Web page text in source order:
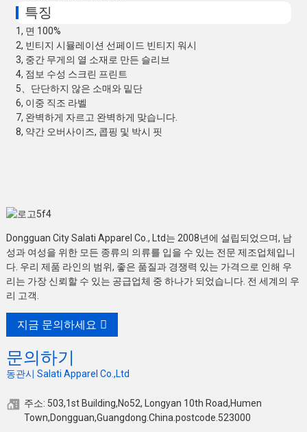
특징
1, 면 100%
2, 빈티지 시뮬레이션 선페이드 빈티지 워시
3, 중간 무게의 열 소재로 만든 슬리브
4, 점보 수성 스크린 프린트
5、단단하지 않은 소매와 밑단
6, 이중 직조 라벨
7, 완벽하게 자르고 완벽하게 맞습니다.
8, 약간 오버사이즈, 콥핑 및 박시 핏
Dongguan City Salati Apparel Co., Ltd는 2008년에 설립되었으며, 남
성과 여성을 위한 모든 종류의 의류를 입을 수 있는 전문 제조업체입니
다. 우리 제품 라인의 범위, 좋은 품질과 경쟁력 있는 가격으로 인해 우
리는 가장 신뢰할 수 있는 공급업체 중 하나가 되었습니다. 전 세계의 우
리 고객.
지금 문의하세요
문의하기
동관시 Salati Apparel Co.,Ltd
주소: 503,1st Building,No52, Longyan 10th Road,Humen
Town,Dongguan,Guangdong.China.postcode.523000